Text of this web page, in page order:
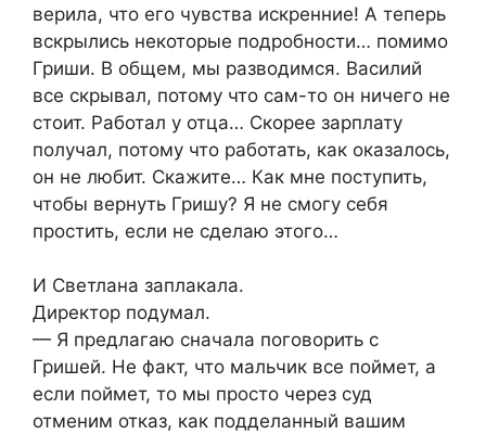
верила, что его чувства искренние! А теперь
вскрылись некоторые подробности… помимо
Гриши. В общем, мы разводимся. Василий
все скрывал, потому что сам-то он ничего не
стоит. Работал у отца… Скорее зарплату
получал, потому что работать, как оказалось,
он не любит. Скажите… Как мне поступить,
чтобы вернуть Гришу? Я не смогу себя
простить, если не сделаю этого…
И Светлана заплакала.
Директор подумал.
— Я предлагаю сначала поговорить с
Гришей. Не факт, что мальчик все поймет, а
если поймет, то мы просто через суд
отменим отказ, как подделанный вашим